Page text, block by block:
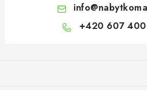
info@
+420 607